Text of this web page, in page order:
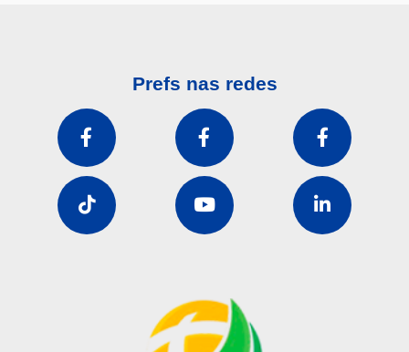
Prefs nas redes